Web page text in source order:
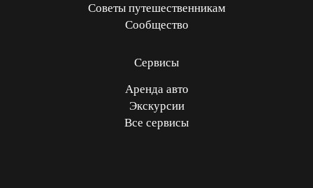
Советы путешественникам
Сообщество
Сервисы
Аренда авто
Экскурсии
Все сервисы